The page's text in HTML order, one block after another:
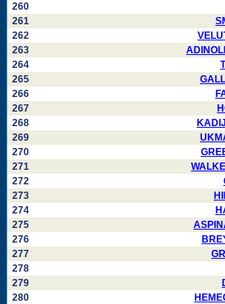
260
261
262
263
264
265
266
267
268
269
270
271
272
273
274
275
276
277
278
279
280